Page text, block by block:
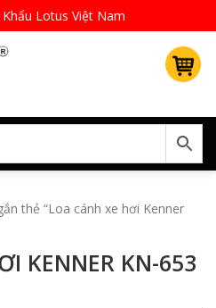
Lotus Việt Nam
thẻ “Loa cánh xe hơi Kenner
KENNER KN-653